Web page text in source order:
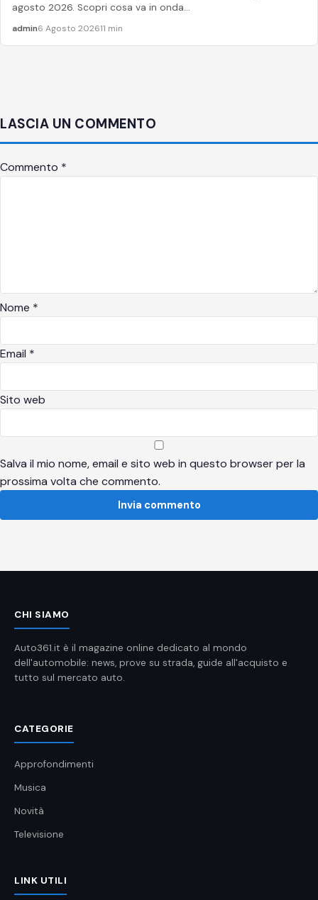
agosto 2026. Scopri cosa va in onda...
admin6 Agosto 202611 min
LASCIA UN COMMENTO
Commento *
Nome *
Email *
Sito web
Salva il mio nome, email e sito web in questo browser per la
prossima volta che commento.
CHI SIAMO
Auto361.it è il magazine online dedicato al mondo
dell'automobile: news, prove su strada, guide all'acquisto e
tutto sul mercato auto.
CATEGORIE
Approfondimenti
Musica
Novità
Televisione
LINK UTILI